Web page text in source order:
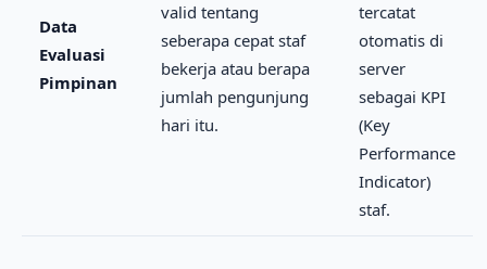
Data
Evaluasi
Pimpinan
valid tentang
seberapa cepat staf
bekerja atau berapa
jumlah pengunjung
hari itu.
tercatat
otomatis di
server
sebagai KPI
(Key
Performance
Indicator)
staf.